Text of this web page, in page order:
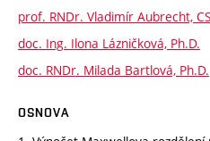
prof. RNDr. Vladimír Aubrecht,
doc. Ing. Ilona Lázničková, Ph.D.
doc. RNDr. Milada Bartlová, Ph.D.
OSNOVA